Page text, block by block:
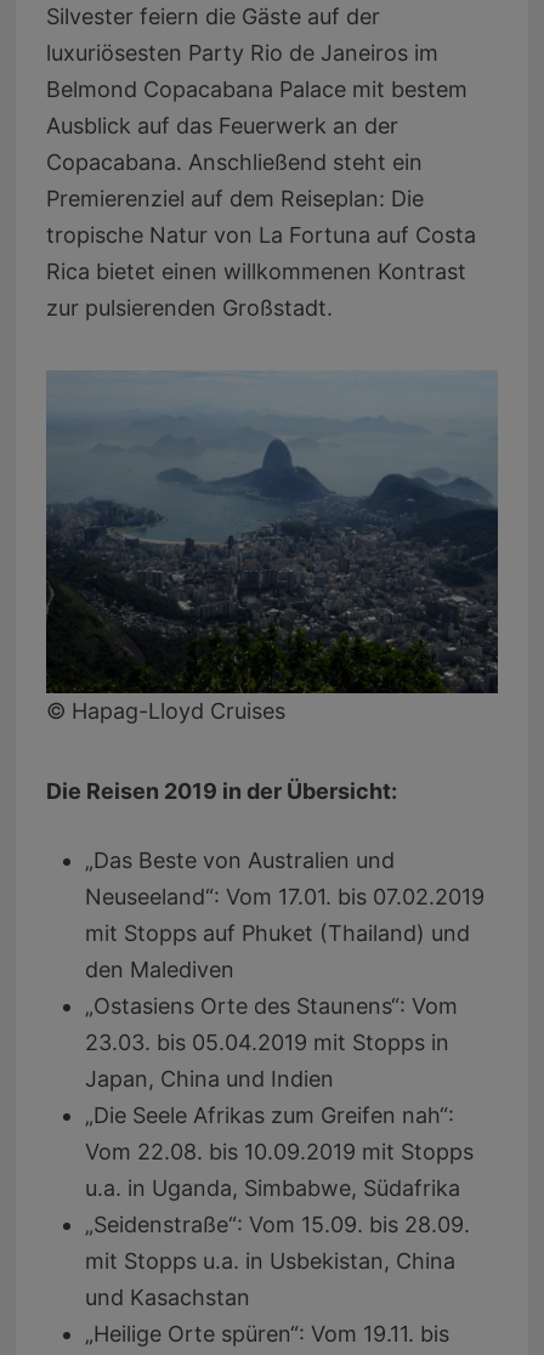
Silvester feiern die Gäste auf der
luxuriösesten Party Rio de Janeiros im
Belmond Copacabana Palace mit bestem
Ausblick auf das Feuerwerk an der
Copacabana. Anschließend steht ein
Premierenziel auf dem Reiseplan: Die
tropische Natur von La Fortuna auf Costa
Rica bietet einen willkommenen Kontrast
zur pulsierenden Großstadt.
© Hapag-Lloyd Cruises
Die Reisen 2019 in der Übersicht:
„Das Beste von Australien und
Neuseeland“: Vom 17.01. bis 07.02.2019
mit Stopps auf Phuket (Thailand) und
den Malediven
„Ostasiens Orte des Staunens“: Vom
23.03. bis 05.04.2019 mit Stopps in
Japan, China und Indien
„Die Seele Afrikas zum Greifen nah“:
Vom 22.08. bis 10.09.2019 mit Stopps
u.a. in Uganda, Simbabwe, Südafrika
„Seidenstraße“: Vom 15.09. bis 28.09.
mit Stopps u.a. in Usbekistan, China
und Kasachstan
„Heilige Orte spüren“: Vom 19.11. bis